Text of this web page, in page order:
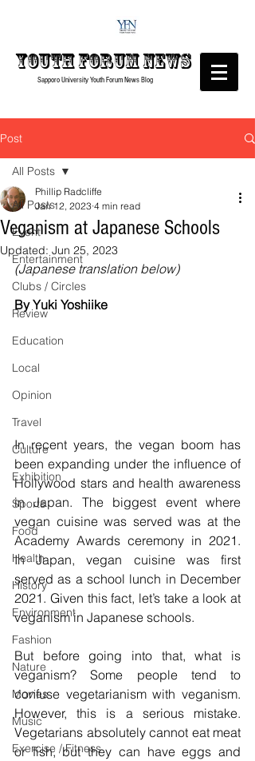
Youth forumNews
Sapporo University Youth ForumNews Blog
Post
All Posts
Event
Entertainment
Clubs / Circles
Review
Education
Local
Opinion
Travel
Culture
Exhibition
Sports
Food
Health
History
Environment
Fashion
Nature
Movies
Music
Exercise / Fitness
All Posts
Veganism at Japanese Schools
Phillip Radcliffe
Jan 12, 2023 4 min read
Updated: Jun 25, 2023
(Japanese translation below)
By Yuki Yoshiike
In recent years, the vegan boom has
been expanding under the influence of
Hollywood stars and health awareness
in Japan. The biggest event where
vegan cuisine was served was at the
Academy Awards ceremony in 2021.
In Japan, vegan cuisine was first
served as a school lunch in December
2021. Given this fact, let’s take a look at
veganism in Japanese schools.
But before going into that, what is
veganism? Some people tend to
confuse vegetarianism with veganism.
However, this is a serious mistake.
Vegetarians absolutely cannot eat meat
or fish, but they can have eggs and